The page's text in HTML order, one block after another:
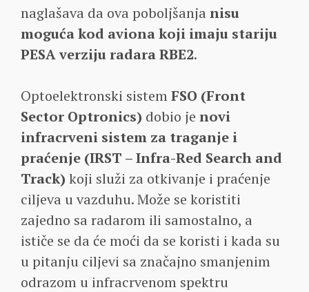
naglašava da ova poboljšanja nisu
moguća kod aviona koji imaju stariju
PESA verziju radara RBE2.
Optoelektronski sistemFSO (Front
Sector Optronics) dobio je novi
infracrveni sistem za traganje i
praćenje (IRST – Infra-Red Search and
Track) koji služi za otkivanje i praćenje
ciljeva u vazduhu. Može se koristiti
zajedno sa radarom ili samostalno, a
ističe se da će moći da se koristi i kada su
u pitanju ciljevi sa značajno smanjenim
odrazom u infracrvenom spektru